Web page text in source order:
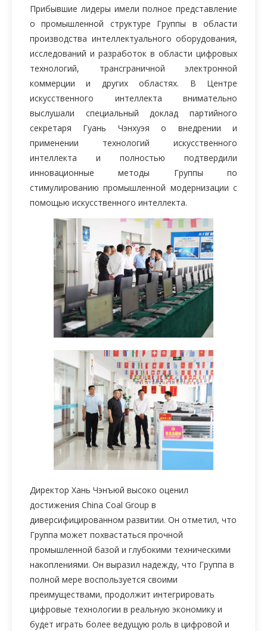
Прибывшие лидеры имели полное представление
о промышленной структуре Группы в области
производства интеллектуального оборудования,
исследований и разработок в области цифровых
технологий, трансграничной электронной
коммерции и других областях. В Центре
искусственного интеллекта внимательно
выслушали специальный доклад партийного
секретаря Гуань Чэнхуэя о внедрении и
применении технологий искусственного
интеллекта и полностью подтвердили
инновационные методы Группы по
стимулированию промышленной модернизации с
помощью искусственного интеллекта.
Директор Хань Чэнъюй высоко оценил
достижения China Coal Group в
диверсифицированном развитии. Он отметил, что
Группа может похвастаться прочной
промышленной базой и глубокими техническими
накоплениями. Он выразил надежду, что Группа в
полной мере воспользуется своими
преимуществами, продолжит интегрировать
цифровые технологии в реальную экономику и
будет играть более ведущую роль в цифровой и